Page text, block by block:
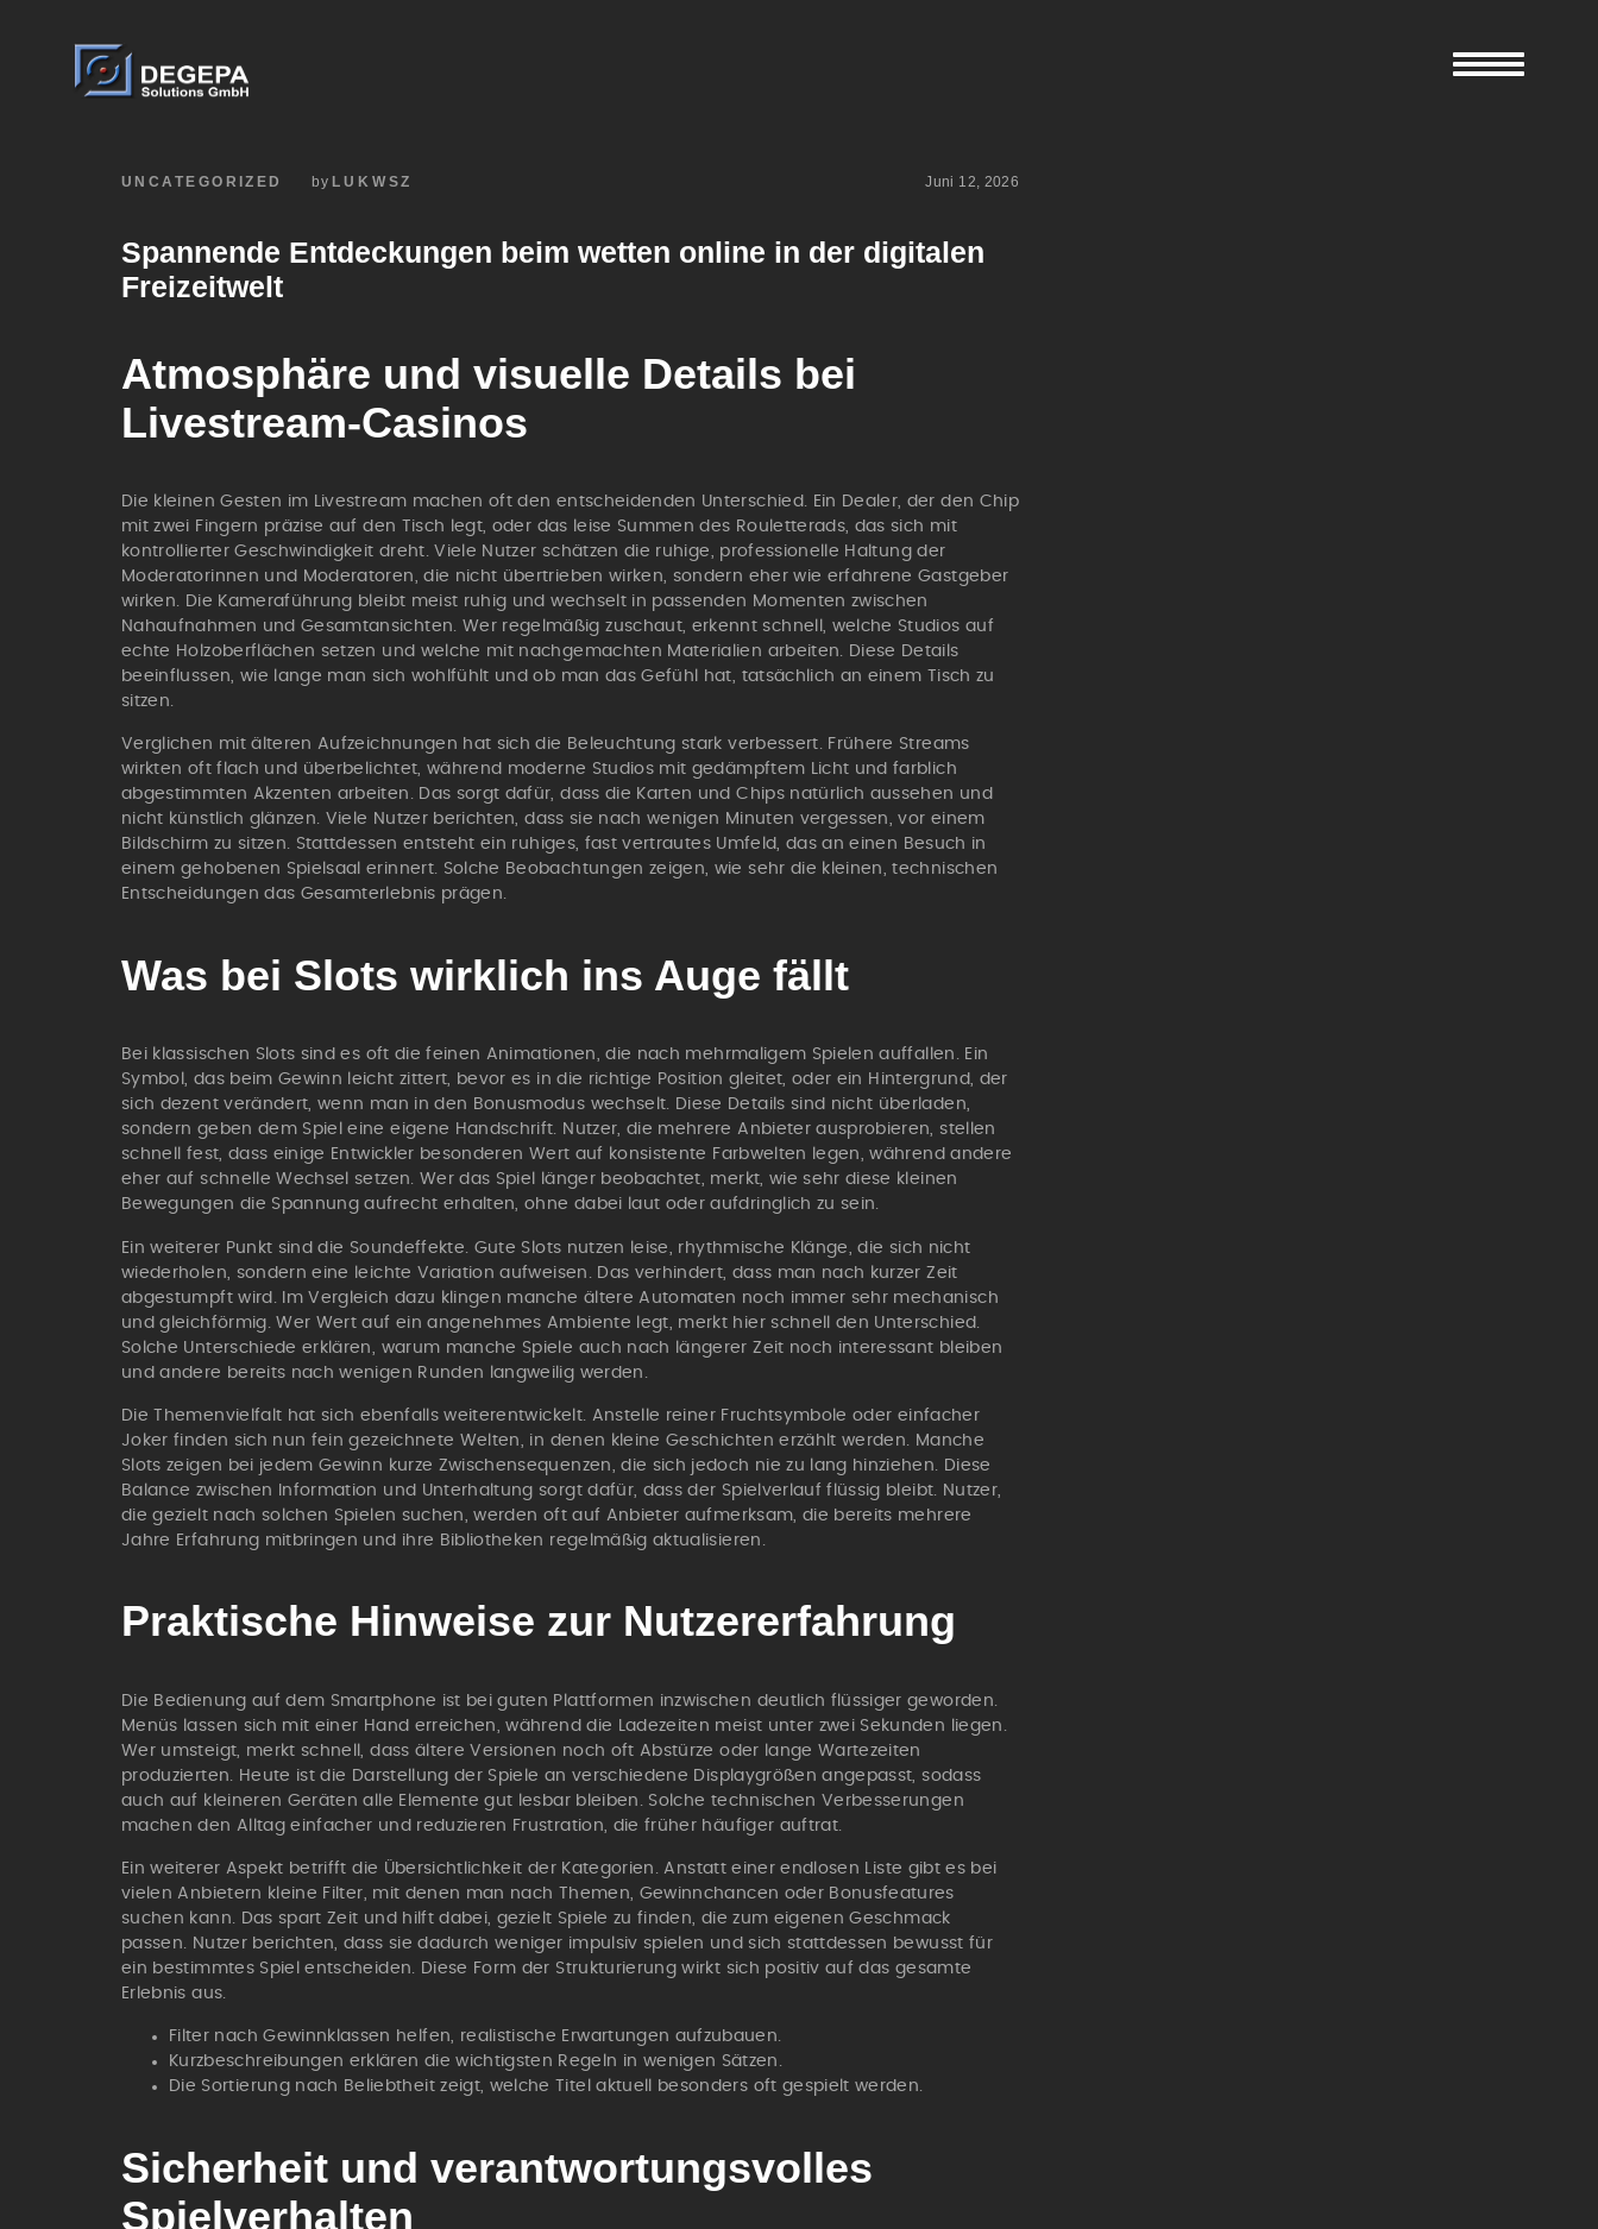
UNCATEGORIZED Juni 12, 2026
by LUKWSZ
Spannende Entdeckungen beim wetten online in der digitalen
Freizeitwelt
Atmosphäre und visuelle Details bei
Livestream-Casinos
Die kleinen Gesten im Livestream machen oft den entscheidenden Unterschied. Ein Dealer, der den Chip
mit zwei Fingern präzise auf den Tisch legt, oder das leise Summen des Rouletterads, das sich mit
kontrollierter Geschwindigkeit dreht. Viele Nutzer schätzen die ruhige, professionelle Haltung der
Moderatorinnen und Moderatoren, die nicht übertrieben wirken, sondern eher wie erfahrene Gastgeber
wirken. Die Kameraführung bleibt meist ruhig und wechselt in passenden Momenten zwischen
Nahaufnahmen und Gesamtansichten. Wer regelmäßig zuschaut, erkennt schnell, welche Studios auf
echte Holzoberflächen setzen und welche mit nachgemachten Materialien arbeiten. Diese Details
beeinflussen, wie lange man sich wohlfühlt und ob man das Gefühl hat, tatsächlich an einem Tisch zu
sitzen.
Verglichen mit älteren Aufzeichnungen hat sich die Beleuchtung stark verbessert. Frühere Streams
wirkten oft flach und überbelichtet, während moderne Studios mit gedämpftem Licht und farblich
abgestimmten Akzenten arbeiten. Das sorgt dafür, dass die Karten und Chips natürlich aussehen und
nicht künstlich glänzen. Viele Nutzer berichten, dass sie nach wenigen Minuten vergessen, vor einem
Bildschirm zu sitzen. Stattdessen entsteht ein ruhiges, fast vertrautes Umfeld, das an einen Besuch in
einem gehobenen Spielsaal erinnert. Solche Beobachtungen zeigen, wie sehr die kleinen, technischen
Entscheidungen das Gesamterlebnis prägen.
Was bei Slots wirklich ins Auge fällt
Bei klassischen Slots sind es oft die feinen Animationen, die nach mehrmaligem Spielen auffallen. Ein
Symbol, das beim Gewinn leicht zittert, bevor es in die richtige Position gleitet, oder ein Hintergrund, der
sich dezent verändert, wenn man in den Bonusmodus wechselt. Diese Details sind nicht überladen,
sondern geben dem Spiel eine eigene Handschrift. Nutzer, die mehrere Anbieter ausprobieren, stellen
schnell fest, dass einige Entwickler besonderen Wert auf konsistente Farbwelten legen, während andere
eher auf schnelle Wechsel setzen. Wer das Spiel länger beobachtet, merkt, wie sehr diese kleinen
Bewegungen die Spannung aufrecht erhalten, ohne dabei laut oder aufdringlich zu sein.
Ein weiterer Punkt sind die Soundeffekte. Gute Slots nutzen leise, rhythmische Klänge, die sich nicht
wiederholen, sondern eine leichte Variation aufweisen. Das verhindert, dass man nach kurzer Zeit
abgestumpft wird. Im Vergleich dazu klingen manche ältere Automaten noch immer sehr mechanisch
und gleichförmig. Wer Wert auf ein angenehmes Ambiente legt, merkt hier schnell den Unterschied.
Solche Unterschiede erklären, warum manche Spiele auch nach längerer Zeit noch interessant bleiben
und andere bereits nach wenigen Runden langweilig werden.
Die Themenvielfalt hat sich ebenfalls weiterentwickelt. Anstelle reiner Fruchtsymbole oder einfacher
Joker finden sich nun fein gezeichnete Welten, in denen kleine Geschichten erzählt werden. Manche
Slots zeigen bei jedem Gewinn kurze Zwischensequenzen, die sich jedoch nie zu lang hinziehen. Diese
Balance zwischen Information und Unterhaltung sorgt dafür, dass der Spielverlauf flüssig bleibt. Nutzer,
die gezielt nach solchen Spielen suchen, werden oft auf Anbieter aufmerksam, die bereits mehrere
Jahre Erfahrung mitbringen und ihre Bibliotheken regelmäßig aktualisieren.
Praktische Hinweise zur Nutzererfahrung
Die Bedienung auf dem Smartphone ist bei guten Plattformen inzwischen deutlich flüssiger geworden.
Menüs lassen sich mit einer Hand erreichen, während die Ladezeiten meist unter zwei Sekunden liegen.
Wer umsteigt, merkt schnell, dass ältere Versionen noch oft Abstürze oder lange Wartezeiten
produzierten. Heute ist die Darstellung der Spiele an verschiedene Displaygrößen angepasst, sodass
auch auf kleineren Geräten alle Elemente gut lesbar bleiben. Solche technischen Verbesserungen
machen den Alltag einfacher und reduzieren Frustration, die früher häufiger auftrat.
Ein weiterer Aspekt betrifft die Übersichtlichkeit der Kategorien. Anstatt einer endlosen Liste gibt es bei
vielen Anbietern kleine Filter, mit denen man nach Themen, Gewinnchancen oder Bonusfeatures
suchen kann. Das spart Zeit und hilft dabei, gezielt Spiele zu finden, die zum eigenen Geschmack
passen. Nutzer berichten, dass sie dadurch weniger impulsiv spielen und sich stattdessen bewusst für
ein bestimmtes Spiel entscheiden. Diese Form der Strukturierung wirkt sich positiv auf das gesamte
Erlebnis aus.
Filter nach Gewinnklassen helfen, realistische Erwartungen aufzubauen.
Kurzbeschreibungen erklären die wichtigsten Regeln in wenigen Sätzen.
Die Sortierung nach Beliebtheit zeigt, welche Titel aktuell besonders oft gespielt werden.
Sicherheit und verantwortungsvolles
Spielverhalten